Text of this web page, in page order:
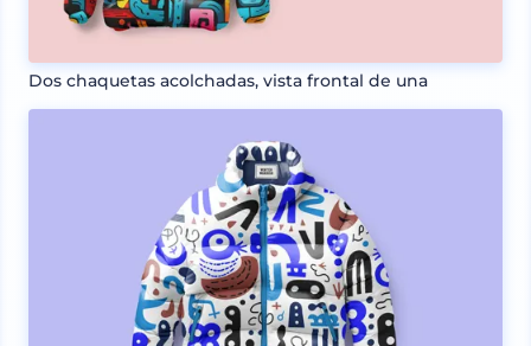
Dos chaquetas acolchadas, vista frontal de una